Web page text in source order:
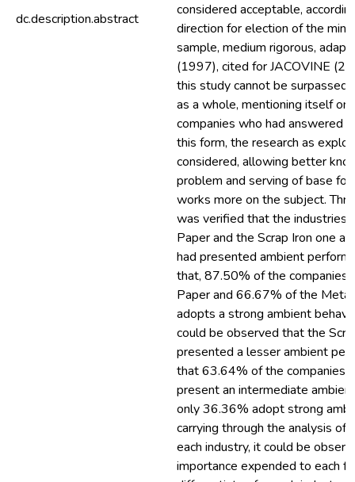
dc.description.abstract
considered acceptable,
direction for election of the
sample, medium rigorous,
(1997), cited for JACOVINE
this study cannot be surpassed
as a whole, mentioning itself
companies who had answered
this form, the research as
considered, allowing better
problem and serving of base
works more on the subject.
was verified that the industries
Paper and the Scrap Iron one
had presented ambient
that, 87.50% of the companies
Paper and 66.67% of the
adopts a strong ambient
could be observed that the
presented a lesser ambient
that 63.64% of the companies
present an intermediate
only 36.36% adopt strong
carrying through the analysis of
each industry, it could be
importance expended to each